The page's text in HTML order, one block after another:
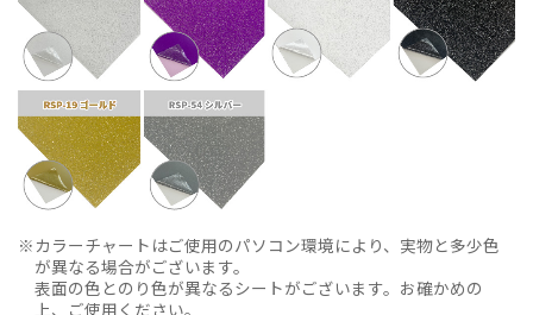
カラーチャートはご使用のパソコン環境により、実物と多少色
が異なる場合がございます。
表面の色とのり色が異なるシートがございます。お確かめの
上、ご使用ください。